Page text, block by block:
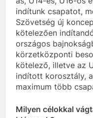
indítunk csapatot,
Szövetség új
kötelezően
országos
körzetközponti
kötelező, illetve az
indított korosztály,
maximum több
Milyen célokkal